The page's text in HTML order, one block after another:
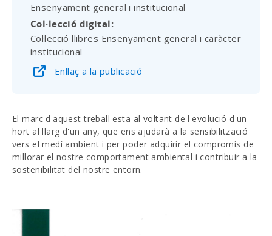
Ensenyament general i institucional
Col·lecció digital
Col·lecció llibres Ensenyament general i caràcter
institucional
Enllaç a la publicació
El marc d'aquest treball esta al voltant de l'evolució d'un
hort al llarg d'un any, que ens ajudarà a la sensibilització
vers el medí ambient i per poder adquirir el compromís de
millorar el nostre comportament ambiental i contribuir a la
sostenibilitat del nostre entorn.